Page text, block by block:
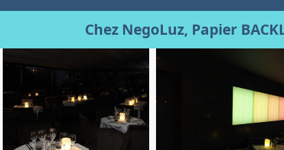
Chez NegoLuz, Papier